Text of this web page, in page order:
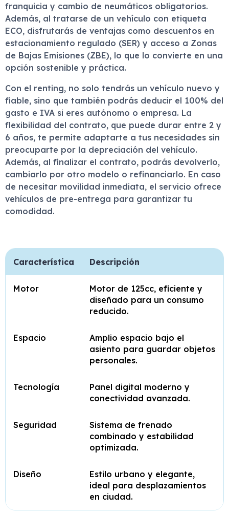
franquicia y cambio de neumáticos obligatorios.
Además, al tratarse de un vehículo con etiqueta
ECO, disfrutarás de ventajas como descuentos en
estacionamiento regulado (SER) y acceso a Zonas
de Bajas Emisiones (ZBE), lo que lo convierte en una
opción sostenible y práctica.
Con el renting, no solo tendrás un vehículo nuevo y
fiable, sino que también podrás deducir el 100% del
gasto e IVA si eres autónomo o empresa. La
flexibilidad del contrato, que puede durar entre 2 y
6 años, te permite adaptarte a tus necesidades sin
preocuparte por la depreciación del vehículo.
Además, al finalizar el contrato, podrás devolverlo,
cambiarlo por otro modelo o refinanciarlo. En caso
de necesitar movilidad inmediata, el servicio ofrece
vehículos de pre-entrega para garantizar tu
comodidad.
Característica Descripción
Motor
Motor de 125cc, eficiente y
diseñado para un consumo
reducido.
Espacio
Amplio espacio bajo el
asiento para guardar objetos
personales.
Tecnología
Panel digital moderno y
conectividad avanzada.
Seguridad
Sistema de frenado
combinado y estabilidad
optimizada.
Diseño
Estilo urbano y elegante,
ideal para desplazamientos
en ciudad.